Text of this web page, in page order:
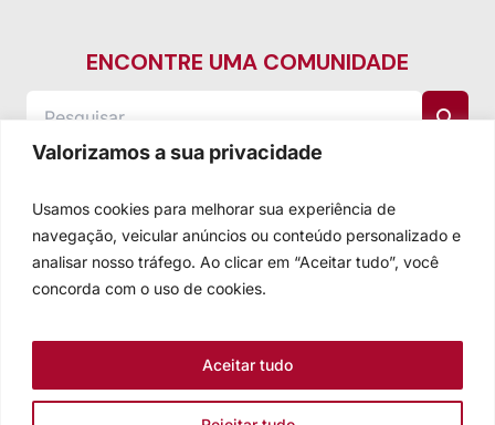
Valorizamos a sua privacidade
Usamos cookies para melhorar sua experiência de
navegação, veicular anúncios ou conteúdo personalizado e
analisar nosso tráfego. Ao clicar em “Aceitar tudo”, você
concorda com o uso de cookies.
Aceitar tudo
ENCONTRE UMA COMUNIDADE